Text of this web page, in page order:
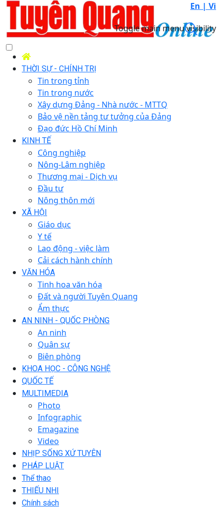
En | Vi
Toggle main menu visibility
THỜI SỰ - CHÍNH TRỊ
Tin trong tỉnh
Tin trong nước
Xây dựng Đảng - Nhà nước - MTTQ
Bảo vệ nền tảng tư tưởng của Đảng
Đạo đức Hồ Chí Minh
KINH TẾ
Công nghiệp
Nông-Lâm nghiệp
Thương mại - Dịch vụ
Đầu tư
Nông thôn mới
XÃ HỘI
Giáo dục
Y tế
Lao động - việc làm
Cải cách hành chính
VĂN HÓA
Tinh hoa văn hóa
Đất và người Tuyên Quang
Ẩm thực
AN NINH - QUỐC PHÒNG
An ninh
Quân sự
Biên phòng
KHOA HỌC - CÔNG NGHỆ
QUỐC TẾ
MULTIMEDIA
Photo
Infographic
Emagazine
Video
NHỊP SỐNG XỨ TUYÊN
PHÁP LUẬT
Thể thao
THIẾU NHI
Chính sách